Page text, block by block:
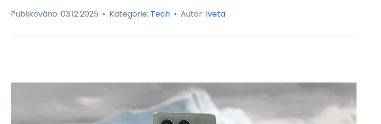
Publikováno: 03.12.2025 • Kategorie: Tech • Autor: Iveta